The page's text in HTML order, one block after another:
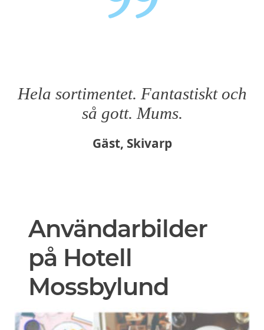
Hela sortimentet. Fantastiskt och
så gott. Mums.
Gäst, Skivarp
Användarbilder
på Hotell
Mossbylund